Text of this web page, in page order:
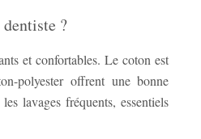
?
et confortables. Le coton est
polyester offrent une bonne
lavages fréquents, essentiels